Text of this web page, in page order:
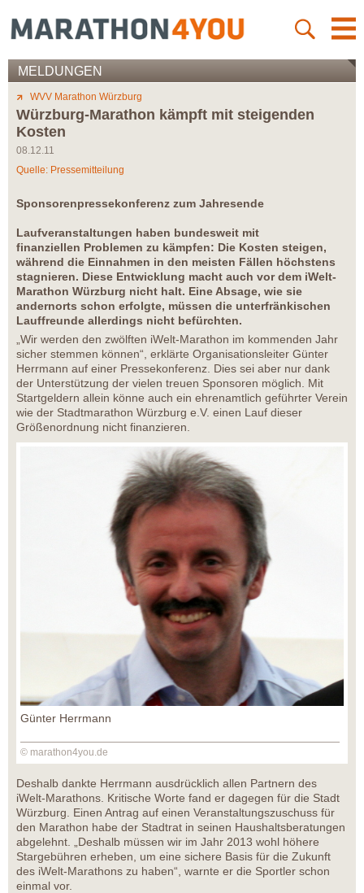
MELDUNGEN
WVV Marathon Würzburg
Würzburg-Marathon kämpft mit steigenden
Kosten
08.12.11
Quelle: Pressemitteilung
Sponsorenpressekonferenz zum Jahresende
Laufveranstaltungen haben bundesweit mit
finanziellen Problemen zu kämpfen: Die Kosten steigen,
während die Einnahmen in den meisten Fällen höchstens
stagnieren. Diese Entwicklung macht auch vor dem iWelt-
Marathon Würzburg nicht halt. Eine Absage, wie sie
andernorts schon erfolgte, müssen die unterfränkischen
Lauffreunde allerdings nicht befürchten.
„Wir werden den zwölften iWelt-Marathon im kommenden Jahr
sicher stemmen können“, erklärte Organisationsleiter Günter
Herrmann auf einer Pressekonferenz. Dies sei aber nur dank
der Unterstützung der vielen treuen Sponsoren möglich. Mit
Startgeldern allein könne auch ein ehrenamtlich geführter Verein
wie der Stadtmarathon Würzburg e.V. einen Lauf dieser
Größenordnung nicht finanzieren.
Günter Herrmann
© marathon4you.de
Deshalb dankte Herrmann ausdrücklich allen Partnern des
iWelt-Marathons. Kritische Worte fand er dagegen für die Stadt
Würzburg. Einen Antrag auf einen Veranstaltungszuschuss für
den Marathon habe der Stadtrat in seinen Haushaltsberatungen
abgelehnt. „Deshalb müssen wir im Jahr 2013 wohl höhere
Stargebühren erheben, um eine sichere Basis für die Zukunft
des iWelt-Marathons zu haben“, warnte er die Sportler schon
einmal vor.